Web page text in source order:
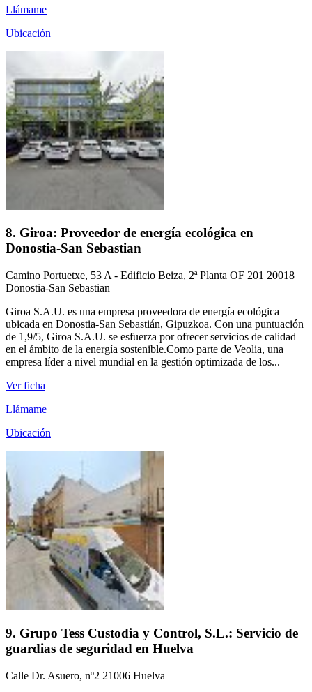
Llámame
Ubicación
8. Giroa: Proveedor de energía ecológica en
Donostia-San Sebastian
Camino Portuetxe, 53 A - Edificio Beiza, 2ª Planta OF 201 20018
Donostia-San Sebastian
Giroa S.A.U. es una empresa proveedora de energía ecológica
ubicada en Donostia-San Sebastián, Gipuzkoa. Con una puntuación
de 1,9/5, Giroa S.A.U. se esfuerza por ofrecer servicios de calidad
en el ámbito de la energía sostenible.Como parte de Veolia, una
empresa líder a nivel mundial en la gestión optimizada de los...
Ver ficha
Llámame
Ubicación
9. Grupo Tess Custodia y Control, S.L.: Servicio de
guardias de seguridad en Huelva
Calle Dr. Asuero, nº2 21006 Huelva